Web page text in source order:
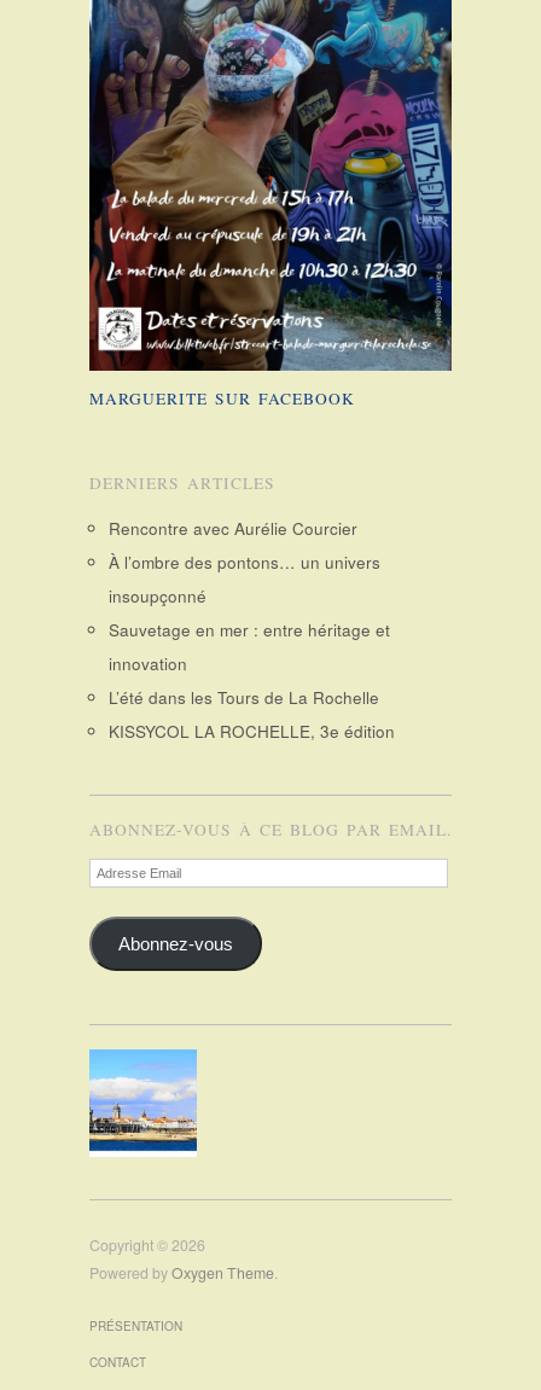
MARGUERITE SUR FACEBOOK
DERNIERS ARTICLES
Rencontre avec Aurélie Courcier
À l’ombre des pontons… un univers
insoupçonné
Sauvetage en mer : entre héritage et
innovation
L’été dans les Tours de La Rochelle
KISSYCOL LA ROCHELLE, 3e édition
ABONNEZ-VOUS À CE BLOG PAR EMAIL.
Adresse
Email
Abonnez-vous
Copyright © 2026
Powered byOxygen Theme.
PRÉSENTATION
CONTACT